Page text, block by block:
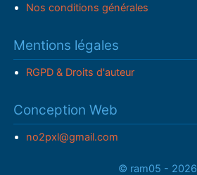
Nos conditions générales
Mentions légales
RGPD & Droits d'auteur
Conception Web
no2pxl@gmail.com
© ram05 - 2026